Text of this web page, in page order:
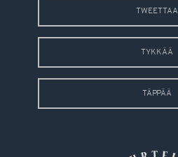
TWEETTAA
TYKKÄÄ
TÄPPÄÄ